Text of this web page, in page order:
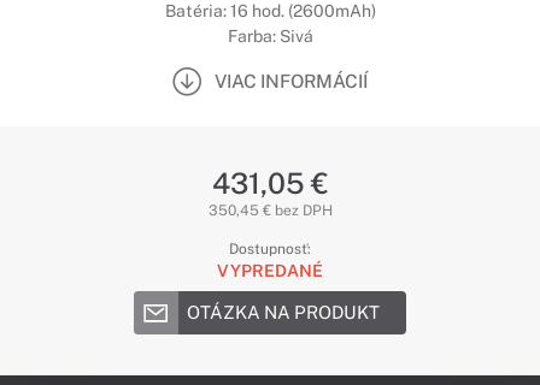
Batéria: 16 hod. (2600mAh)
Farba: Sivá
VIAC INFORMÁCIÍ
431,05 €
350,45 € bez DPH
Dostupnosť:
VYPREDANÉ
OTÁZKA NA PRODUKT